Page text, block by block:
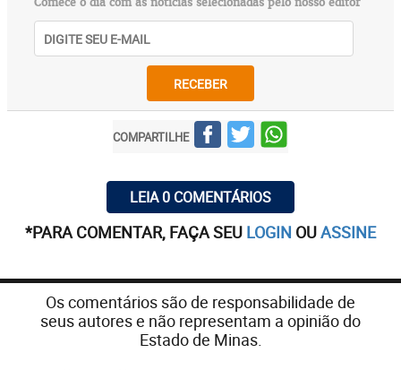
RECEBER
COMPARTILHE
LEIA 0 COMENTÁRIOS
*PARA COMENTAR, FAÇA SEU LOGIN OUASSINE
Os comentários são de responsabilidade de
seus autores e não representam a opinião do
Estado de Minas.